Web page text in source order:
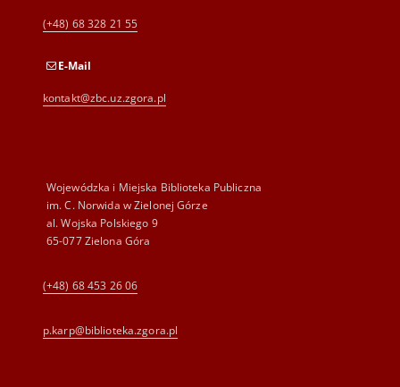
(+48) 68 328 21 55
E-Mail
kontakt@zbc.uz.zgora.pl
Wojewódzka i Miejska Biblioteka Publiczna
im. C. Norwida w Zielonej Górze
al. Wojska Polskiego 9
65-077 Zielona Góra
(+48) 68 453 26 06
p.karp@biblioteka.zgora.pl